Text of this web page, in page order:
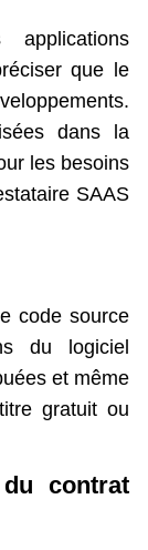
que le
dans la
les besoins
SAAS
code source
du logiciel
et même
gratuit ou
contrat